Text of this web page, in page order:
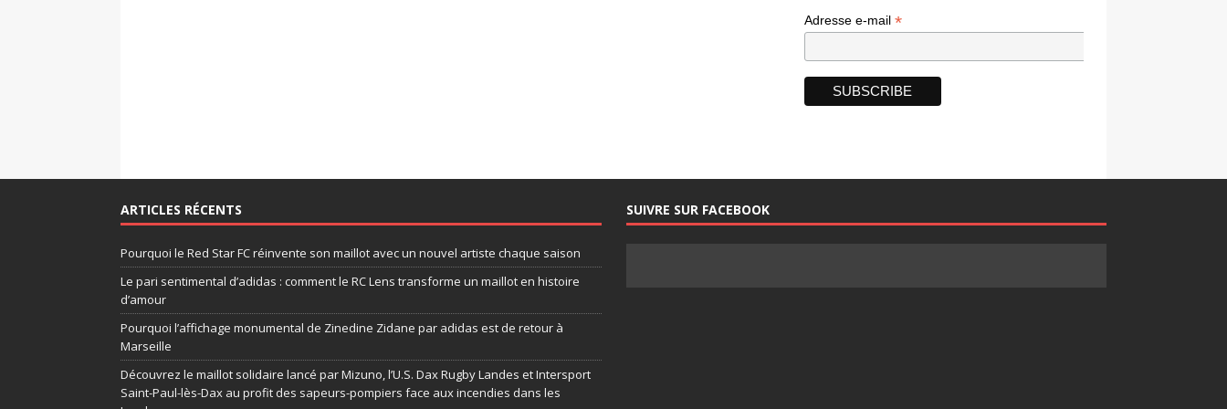
Adresse e-mail *
ARTICLES RÉCENTS
Pourquoi le Red Star FC réinvente son maillot avec un nouvel artiste chaque saison
Le pari sentimental d’adidas : comment le RC Lens transforme un maillot en histoire
d’amour
Pourquoi l’affichage monumental de Zinedine Zidane par adidas est de retour à
Marseille
Découvrez le maillot solidaire lancé par Mizuno, l’U.S. Dax Rugby Landes et Intersport
Saint-Paul-lès-Dax au profit des sapeurs-pompiers face aux incendies dans les
SUIVRE SUR FACEBOOK